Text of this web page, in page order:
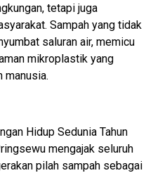
tetapi juga
Sampah yang tidak
saluran air, memicu
mikroplastik yang
manusia.
Hidup Sedunia Tahun
mengajak seluruh
pilah sampah sebagai